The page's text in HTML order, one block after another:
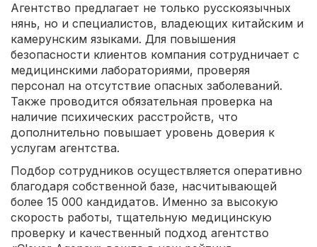
Агентство предлагает не только русскоязычных
нянь, но и специалистов, владеющих китайским и
камерунским языками. Для повышения
безопасности клиентов компания сотрудничает с
медицинскими лабораториями, проверяя
персонал на отсутствие опасных заболеваний.
Также проводится обязательная проверка на
наличие психических расстройств, что
дополнительно повышает уровень доверия к
услугам агентства.
Подбор сотрудников осуществляется оперативно
благодаря собственной базе, насчитывающей
более 15 000 кандидатов. Именно за высокую
скорость работы, тщательную медицинскую
проверку и качественный подход агентство